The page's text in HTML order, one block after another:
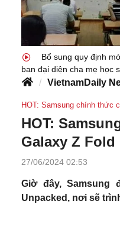
Bổ sung quy định
ban đại diện cha mẹ học
VietnamDaily
HOT: Samsung chính thức
HOT:
Galaxy Z Fold
27/06/2024 02:53
Giờ đây,
Unpacked, nơi sẽ